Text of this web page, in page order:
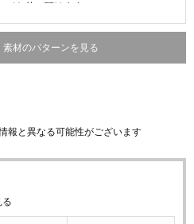
てお使い頂けます。
スタイリッシュなシンセティックラタ
ず幅広く使われています。
セティックラタンのカラー変更が可能
品は受注生産となるため、納期に3～4
。
素材のパターンを見る
報と異なる可能性がございます
る